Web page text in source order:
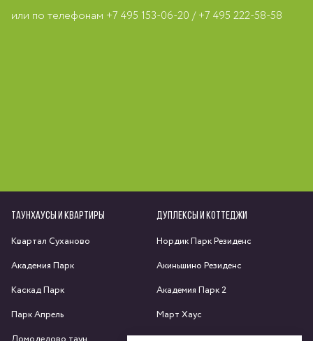
или по телефонам +7 495 153-06-20 / +7 495 222-58-58
ТАУНХАУСЫ И КВАРТИРЫ
Квартал Суханово
Академия Парк
Каскад Парк
Парк Апрель
ДУПЛЕКСЫ И КОТТЕДЖИ
Нордик Парк Резиденс
Акиньшино Резиденс
Академия Парк 2
Март Хаус